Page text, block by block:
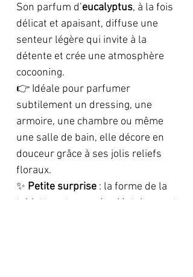
Son parfum d’eucalyptus, à la fois
délicat et apaisant, diffuse une
senteur légère qui invite à la
détente et crée une atmosphère
cocooning.
👉 Idéale pour parfumer
subtilement un dressing, une
armoire, une chambre ou même
une salle de bain, elle décore en
douceur grâce à ses jolis reliefs
floraux.
✨ Petite surprise : la forme de la
tablette est envoyée aléatoirement